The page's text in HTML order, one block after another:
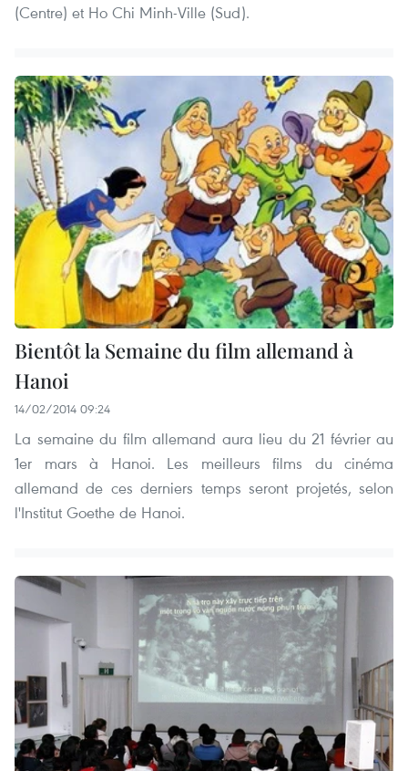
(Centre) et Ho Chi Minh-Ville (Sud).
Bientôt la Semaine du film allemand à
Hanoi
14/02/2014 09:24
La semaine du film allemand aura lieu du 21 février au
1er mars à Hanoi. Les meilleurs films du cinéma
allemand de ces derniers temps seront projetés, selon
l'Institut Goethe de Hanoi.